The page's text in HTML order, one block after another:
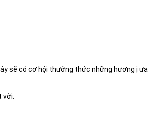
sẽ có cơ hội thưởng thức những hương ị ưa
vời.